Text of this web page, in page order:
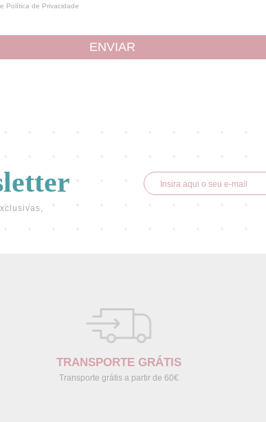
e Política de Privacidade
ENVIAR
TRANSPORTE GRÁTIS
Transporte grátis a partir de 60€